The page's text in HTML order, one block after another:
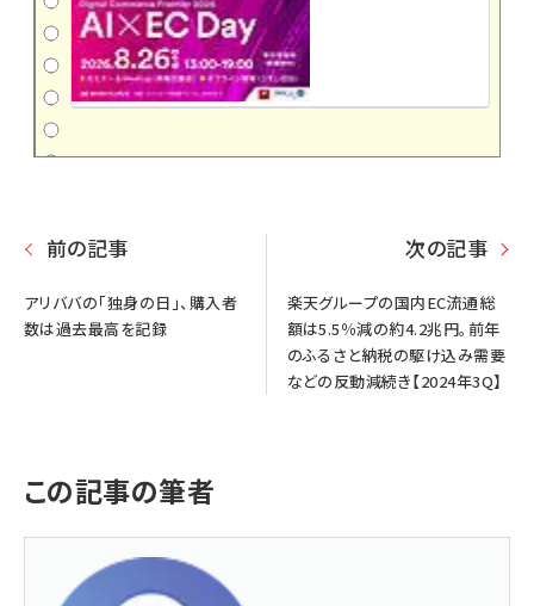
前の記事
アリババの「独身の日」、購入者
数は過去最高を記録
次の記事
楽天グループの国内EC流通総
額は5.5％減の約4.2兆円。前年
のふるさと納税の駆け込み需要
などの反動減続き【2024年3Q】
この記事の筆者